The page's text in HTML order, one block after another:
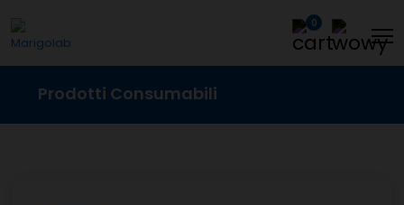
0
Prodotti Consumabili